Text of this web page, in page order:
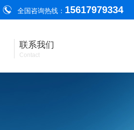
全国咨询热线： 15617979334
联系我们
Contact